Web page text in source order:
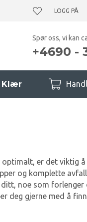
LOGG PÅ
Spør oss, vi kan
+4690 -
Klær
er det viktig
og komplette
noe som forlenger
deg gjerne med å